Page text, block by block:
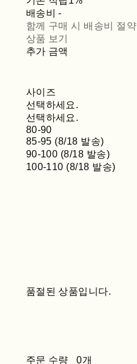
배송비-
함께 구매 시 배송비 절약
상품 보기
추가 금액
사이즈
선택하세요.
선택하세요.
80-90
85-95 (8/18 발송)
90-100 (8/18 발송)
100-110 (8/18 발송)
품절된 상품입니다.
주문 수량
0개